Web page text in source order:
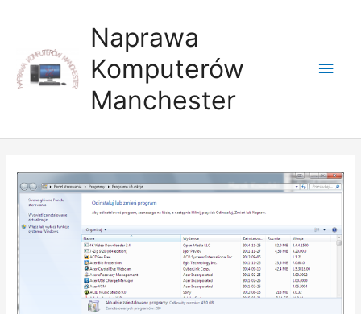
Naprawa
Komputerów
Manchester